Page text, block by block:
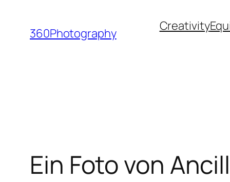
content
360Photography Creativity
Ein Foto von